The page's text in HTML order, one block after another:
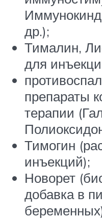
др.);
Тималин,
для
препараты
терапии
Тимогин
инъекций);
Новорет
добавка в